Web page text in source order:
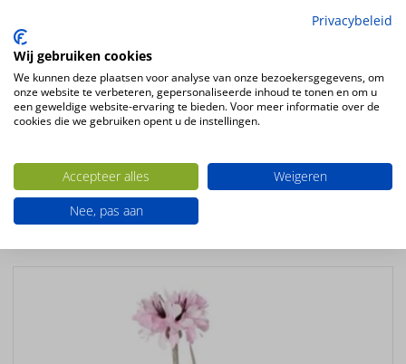
kunstbloem Frangipani (plumeria) 73cm
12bloemen, 5knoppen & 5blad
Kleur
Productsoort
kunstbloemen
Privacybeleid
Wij gebruiken cookies
We kunnen deze plaatsen voor analyse van onze bezoekersgegevens, om
onze website te verbeteren, gepersonaliseerde inhoud te tonen en om u
een geweldige website-ervaring te bieden. Voor meer informatie over de
cookies die we gebruiken opent u de instellingen.
Accepteer alles
Weigeren
Nee, pas aan